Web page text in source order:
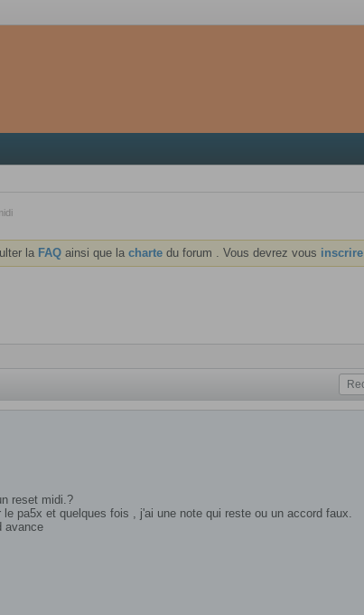
la FAQ ainsi que la charte du forum . Vous devrez vous inscrire
reset midi.?
pa5x et quelques fois , j'ai une note qui reste ou un accord faux.
avance